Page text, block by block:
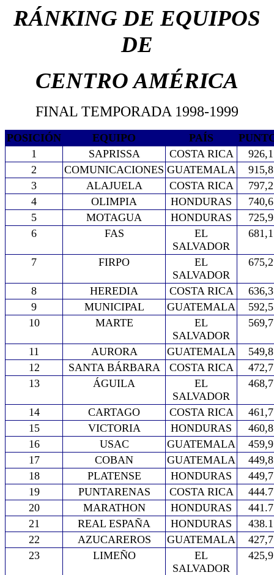
RÁNKING DE EQUIPOS
DE
CENTRO AMÉRICA
FINAL TEMPORADA 1998-1999
POSICIÓN EQUIPO PAÍS
1
SAPRISSA COSTA RICA
926,1
2
COMUNICACIONES GUATEMALA
915,8
3
ALAJUELA COSTA RICA
797,2
4
OLIMPIA HONDURAS
740,6
5
MOTAGUA HONDURAS
725,9
6
FAS
EL
SALVADOR
681,1
7 FIRPO
EL
SALVADOR
675,2
8 HEREDIA COSTA RICA
636,3
9
MUNICIPAL GUATEMALA
592,5
10
MARTE
EL
SALVADOR
569,7
11 AURORA GUATEMALA
549,8
12
SANTA BÁRBARA COSTA RICA
472,7
13
ÁGUILA
EL
SALVADOR
468,7
14 CARTAGO COSTA RICA
461,7
15
VICTORIA HONDURAS
460,8
16
USAC GUATEMALA
459,9
17
COBAN GUATEMALA
449,8
18
PLATENSE HONDURAS
449,7
19
PUNTARENAS COSTA RICA
444.7
20
MARATHON HONDURAS
441.7
21
REAL ESPAÑA HONDURAS
438.1
22
AZUCAREROS GUATEMALA
427,7
23
LIMEÑO
EL
SALVADOR
425,9